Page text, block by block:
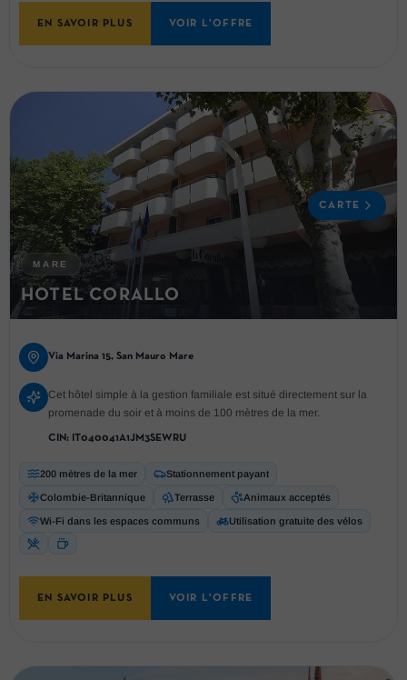
EN SAVOIR PLUS VOIR L'OFFRE
MARE
HOTEL CORALLO
CARTE
Via Marina 15, San Mauro Mare
Cet hôtel simple à la gestion familiale est situé directement sur la
promenade du soir et à moins de 100 mètres de la mer.
CIN: IT040041A1JM3SEWRU
200 mètres de la mer Stationnement payant
Colombie-Britannique Terrasse Animaux acceptés
Wi-Fi dans les espaces communs Utilisation gratuite des vélos
EN SAVOIR PLUS VOIR L'OFFRE